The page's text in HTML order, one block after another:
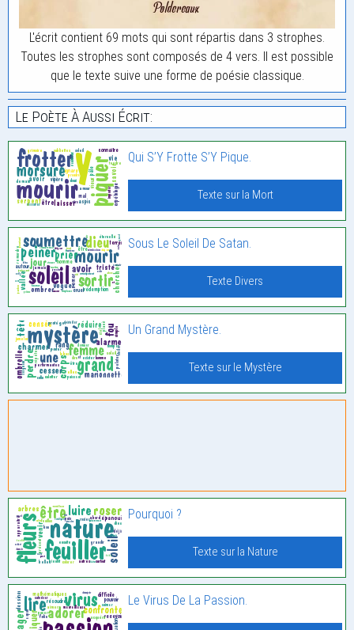
L'écrit contient 69 mots qui sont répartis dans 3 strophes.
Toutes les strophes sont composés de 4 vers. Il est possible
que le texte suive une forme de poésie classique.
Le Poète À Aussi Écrit:
Qui S’Y Frotte S’Y Pique.
Texte sur la Mort
Sous Le Soleil De Satan.
Texte Divers
Un Grand Mystère.
Texte sur le Mystère
Pourquoi ?
Texte sur la Nature
Le Virus De La Passion.